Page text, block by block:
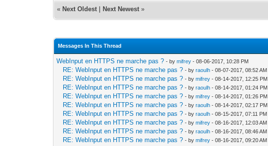
« Next Oldest Next Newest »
Messages In This Thread
WebInput en HTTPS ne marche pas ? - bymifrey - 08-06-2017, 10:28 PM
RE: WebInput en HTTPS ne marche pas ? - byraoulh - 08-07-2017, 08:52 AM
RE: WebInput en HTTPS ne marche pas ? - bymifrey - 08-14-2017, 12:25 PM
RE: WebInput en HTTPS ne marche pas ? - byraoulh - 08-14-2017, 01:24 PM
RE: WebInput en HTTPS ne marche pas ? - bymifrey - 08-14-2017, 01:26 PM
RE: WebInput en HTTPS ne marche pas ? - byraoulh - 08-14-2017, 02:17 PM
RE: WebInput en HTTPS ne marche pas ? - byraoulh - 08-15-2017, 07:11 PM
RE: WebInput en HTTPS ne marche pas ? - bymifrey - 08-16-2017, 12:03 AM
RE: WebInput en HTTPS ne marche pas ? - byraoulh - 08-16-2017, 08:46 AM
RE: WebInput en HTTPS ne marche pas ? - bymifrey - 08-16-2017, 09:20 AM